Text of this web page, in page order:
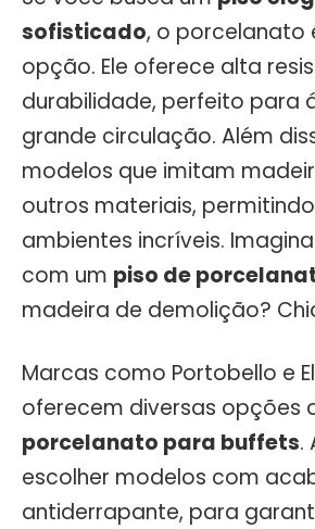
sofisticado, o porcelanato
opção. Ele oferece alta
durabilidade, perfeito para
grande circulação. Além
modelos que imitam
outros materiais,
ambientes incríveis.
com um piso de
madeira de demolição?
Marcas como Portobello e
oferecem diversas opções
porcelanato para buffets.
escolher modelos com
antiderrapante, para